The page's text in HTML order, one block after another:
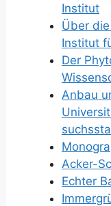
Institut
Über
Insti­tut
Der
Anbau
Acker-
Ech­ter